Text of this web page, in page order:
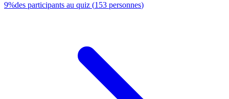
9%des participants au quiz (153 personnes)